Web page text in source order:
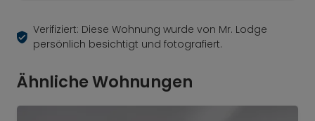
Verifiziert: Diese Wohnung wurde von Mr. Lodge
persönlich besichtigt und fotografiert.
Ähnliche Wohnungen